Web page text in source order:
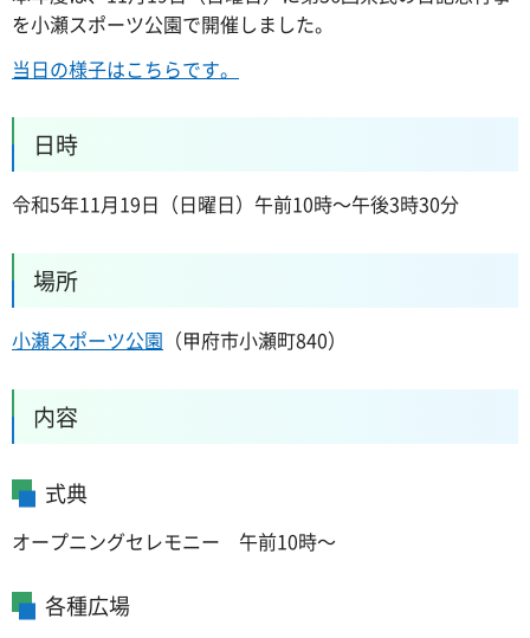
を小瀬スポーツ公園で開催しました。
当日の様子はこちらです。
日時
令和5年11月19日（日曜日）午前10時～午後3時30分
場所
小瀬スポーツ公園 （甲府市小瀬町840）
内容
式典
オープニングセレモニー 午前10時～
各種広場